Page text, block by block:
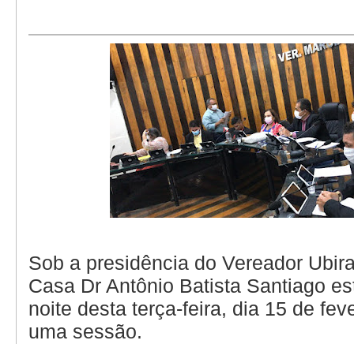
Sob a presidência do Vereador
Casa Dr Antônio Batista Santiago
noite desta terça-feira, dia 15 de
uma sessão.